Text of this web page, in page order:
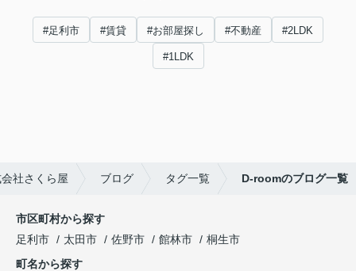
#足利市 #賃貸 #お部屋探し #不動産 #2LDK
#1LDK
社さくら屋 ブログ タグ一覧 D-roomのブログ一覧
市区町村から探す
足利市
太田市 佐野市 館林市
桐生市
町名から探す